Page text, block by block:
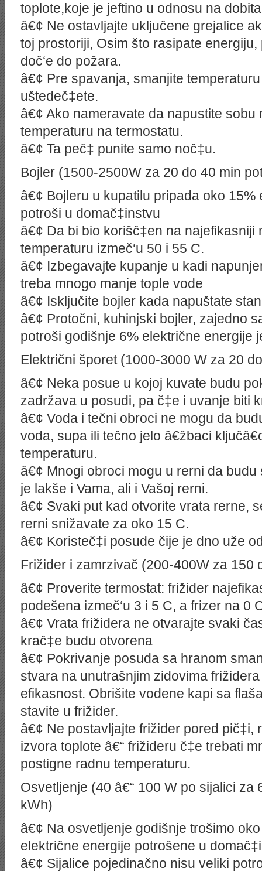
toplote,koje je jeftino u odnosu na
â€¢ Ne ostavljajte uključene grejalice
toj prostoriji, Osim što rasipate
doč‘e do požara.
â€¢ Pre spavanja, smanjite
uštedeč‡ete.
â€¢ Ako nameravate da napustite
temperaturu na termostatu.
â€¢ Ta peč‡ punite samo noč‡u.
Bojler (1500-2500W za 20 do 40 min
â€¢ Bojleru u kupatilu pripada oko 15%
potroši u domač‡instvu
â€¢ Da bi bio korišč‡en na najefikasniji
temperaturu izmeč‘u 50 i 55 C.
â€¢ Izbegavajte kupanje u kadi
treba mnogo manje tople vode
â€¢ Isključite bojler kada napuštate
â€¢ Protočni, kuhinjski bojler, zajedno
potroši godišnje 6% električne energije
Električni šporet (1000-3000 W za 20
â€¢ Neka posue u kojoj kuvate budu
zadržava u posudi, pa č‡e i uvanje biti
â€¢ Voda i tečni obroci ne mogu da
voda, supa ili tečno jelo â€žbaci
temperaturu.
â€¢ Mnogi obroci mogu u rerni da
je lakše i Vama, ali i Vašoj rerni.
â€¢ Svaki put kad otvorite vrata rerne,
rerni snižavate za oko 15 C.
â€¢ Koristeč‡i posude čije je dno uže
Frižider i zamrzivač (200-400W za
â€¢ Proverite termostat: frižider
podešena izmeč‘u 3 i 5 C, a frizer na 0
â€¢ Vrata frižidera ne otvarajte svaki
krač‡e budu otvorena
â€¢ Pokrivanje posuda sa hranom
stvara na unutrašnjim zidovima
efikasnost. Obrišite vodene kapi sa
stavite u frižider.
â€¢ Ne postavljajte frižider pored pič‡i,
izvora toplote â€“ frižideru č‡e trebati
postigne radnu temperaturu.
Osvetljenje (40 â€“ 100 W po sijalici za
kWh)
â€¢ Na osvetljenje godišnje trošimo oko
električne energije potrošene u
â€¢ Sijalice pojedinačno nisu veliki